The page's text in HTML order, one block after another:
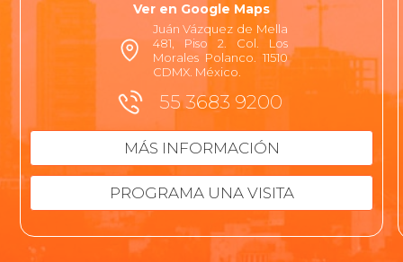
Ver en Google Maps
Juán Vázquez de Mella
481, Piso 2. Col. Los
Morales Polanco. 11510
CDMX. México.
55 3683 9200
MÁS INFORMACIÓN
PROGRAMA UNA VISITA